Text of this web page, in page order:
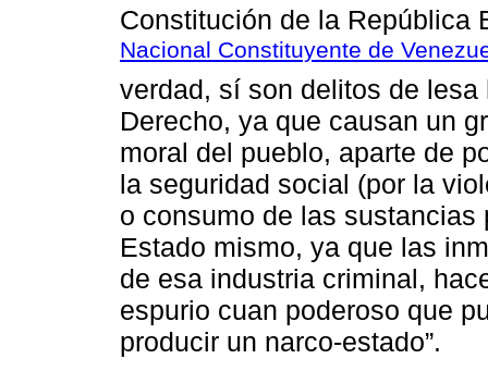
Constitución de la República
Nacional Constituyente de
verdad, sí son delitos de
Derecho, ya que causan un
moral del pueblo, aparte de
la seguridad social (por la
o consumo de las
Estado mismo, ya que las
de esa industria criminal,
espurio cuan poderoso que
producir un narco-estado”.